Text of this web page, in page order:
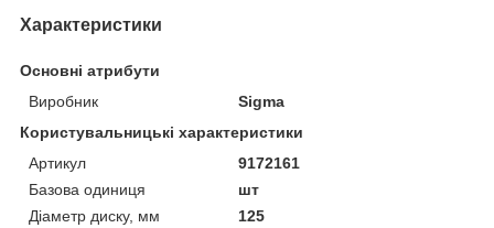
Характеристики
Основні атрибути
Виробник
Sigma
Користувальницькі характеристики
Артикул
9172161
Базова одиниця
шт
Діаметр диску, мм
125